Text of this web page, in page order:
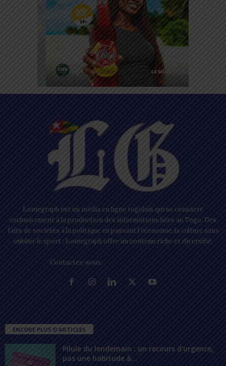
Lomegraph est un média en ligne togolais qui se consacre
exclusivement à la production des informations liées au Togo. Des
faits de sociétés à la politique en passant l’économie, la culture sans
oublier le sport ; Lomegraph offre un contenu riche et diversifié.
Contactez-nous:
ENCORE PLUS D'ARTICLES
Pilule du lendemain : un recours d’urgence,
pas une habitude à...